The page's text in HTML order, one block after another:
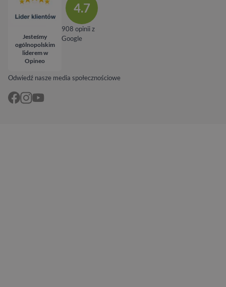
Odwiedź nasze media społecznościowe
Jesteśmy
ogólnopolskim
liderem w
Opineo
4.7
908 opinii z
Google